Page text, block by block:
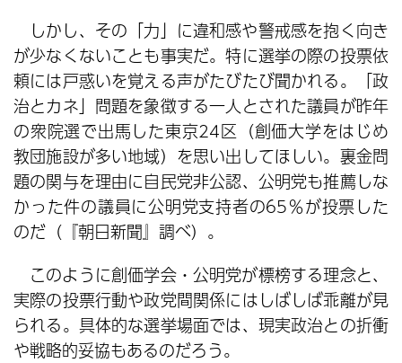
しかし、その「力」に違和感や警戒感を抱く向き
が少なくないことも事実だ。特に選挙の際の投票依
頼には戸惑いを覚える声がたびたび聞かれる。「政
治とカネ」問題を象徴する一人とされた議員が昨年
の衆院選で出馬した東京24区（創価大学をはじめ
教団施設が多い地域）を思い出してほしい。裏金問
題の関与を理由に自民党非公認、公明党も推薦しな
かった件の議員に公明党支持者の65％が投票した
のだ（『朝日新聞』調べ）。
このように創価学会・公明党が標榜する理念と、
実際の投票行動や政党間関係にはしばしば乖離が見
られる。具体的な選挙場面では、現実政治との折衝
や戦略的妥協もあるのだろう。